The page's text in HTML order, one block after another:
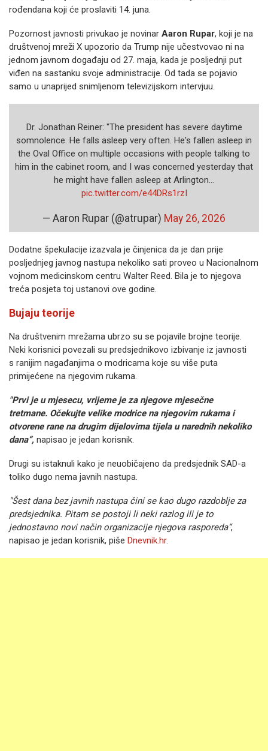
rođendana koji će proslaviti 14. juna.
Pozornost javnosti privukao je novinar Aaron Rupar, koji je na
društvenoj mreži X upozorio da Trump nije učestvovao ni na
jednom javnom događaju od 27. maja, kada je posljednji put
viđen na sastanku svoje administracije. Od tada se pojavio
samo u unaprijed snimljenom televizijskom intervjuu.
Dr. Jonathan Reiner: "The president has severe daytime
somnolence. He falls asleep very often. He's fallen asleep in
the Oval Office on multiple occasions with people talking to
him in the cabinet room, and I was concerned yesterday that
he might have fallen asleep at Arlington…
pic.twitter.com/e44DRs1rzI
— Aaron Rupar (@atrupar) May 26, 2026
Dodatne špekulacije izazvala je činjenica da je dan prije
posljednjeg javnog nastupa nekoliko sati proveo u Nacionalnom
vojnom medicinskom centru Walter Reed. Bila je to njegova
treća posjeta toj ustanovi ove godine.
Bujaju teorije
Na društvenim mrežama ubrzo su se pojavile brojne teorije.
Neki korisnici povezali su predsjednikovo izbivanje iz javnosti
s ranijim nagađanjima o modricama koje su više puta
primijećene na njegovim rukama.
"Prvi je u mjesecu, vrijeme je za njegove mjesečne
tretmane. Očekujte velike modrice na njegovim rukama i
otvorene rane na drugim dijelovima tijela u narednih nekoliko
dana“, napisao je jedan korisnik.
Drugi su istaknuli kako je neuobičajeno da predsjednik SAD-a
toliko dugo nema javnih nastupa.
"Šest dana bez javnih nastupa čini se kao dugo razdoblje za
predsjednika. Pitam se postoji li neki razlog ili je to
jednostavno novi način organizacije njegova rasporeda“,
napisao je jedan korisnik, piše Dnevnik.hr.